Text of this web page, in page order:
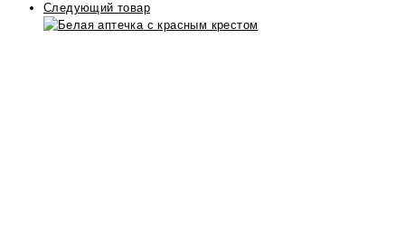
Следующий товар